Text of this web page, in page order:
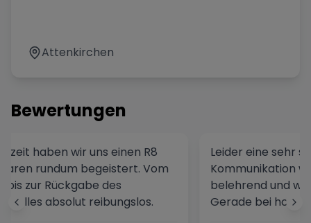
Attenkirchen
Bewertungen
Leider eine sehr schlechte Erfahrung. Die
Kommunikation war unprofessionell,
belehrend und wenig kundenfreundlich.
Gerade bei hochpreisigen Sportwagen